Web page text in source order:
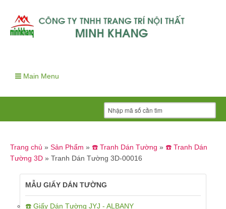
Main Menu
Trang chủ » Sản Phẩm » ☎️ Tranh Dán Tường » ☎️ Tranh Dán
Tường 3D » Tranh Dán Tường 3D-00016
MẪU GIẤY DÁN TƯỜNG
☎️ Giấy Dán Tường JYJ - ALBANY